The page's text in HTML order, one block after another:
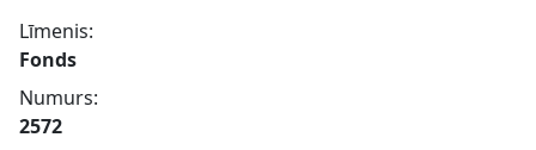
Līmenis:
Fonds
Numurs:
2572